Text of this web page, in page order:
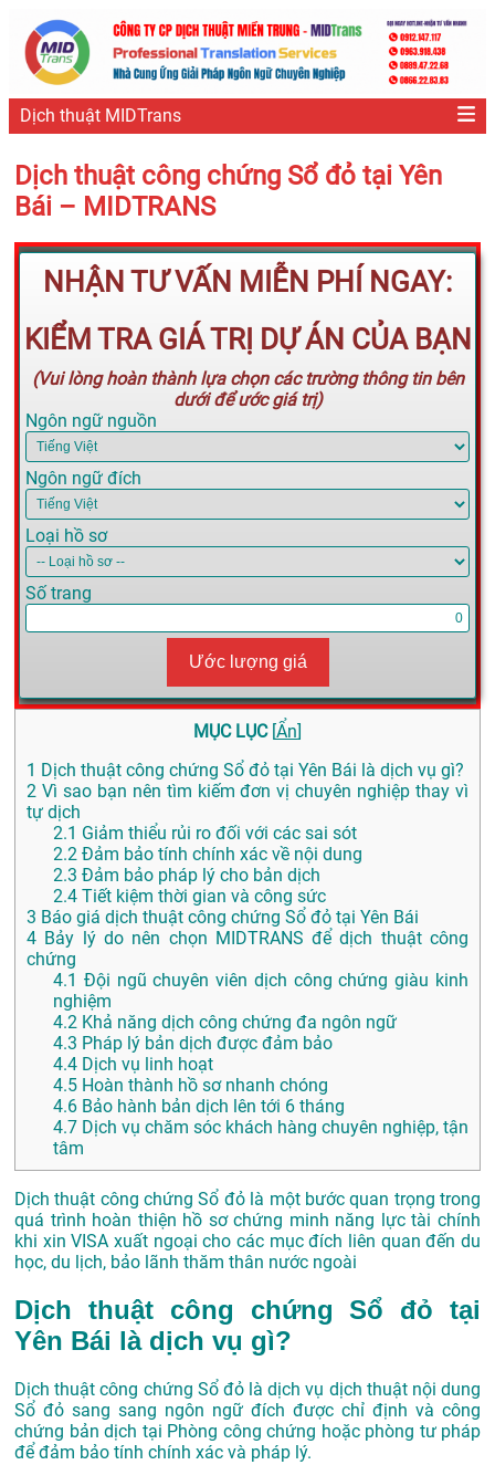
Dịch thuật MIDTrans
Dịch thuật công chứng Sổ đỏ tại Yên
Bái – MIDTRANS
NHẬN TƯ VẤN MIỄN PHÍ NGAY:
KIỂM TRA GIÁ TRỊ DỰ ÁN CỦA BẠN
(Vui lòng hoàn thành lựa chọn các trường thông tin bên
dưới để ước giá trị)
Ngôn ngữ nguồn
Ngôn ngữ đích
Loại hồ sơ
Số trang
Ước lượng giá
MỤC LỤC [Ẩn]
1 Dịch thuật công chứng Sổ đỏ tại Yên Bái là dịch vụ gì?
2 Vì sao bạn nên tìm kiếm đơn vị chuyên nghiệp thay vì
tự dịch
2.1 Giảm thiểu rủi ro đối với các sai sót
2.2 Đảm bảo tính chính xác về nội dung
2.3 Đảm bảo pháp lý cho bản dịch
2.4 Tiết kiệm thời gian và công sức
3 Báo giá dịch thuật công chứng Sổ đỏ tại Yên Bái
4 Bảy lý do nên chọn MIDTRANS để dịch thuật công
chứng
4.1 Đội ngũ chuyên viên dịch công chứng giàu kinh
nghiệm
4.2 Khả năng dịch công chứng đa ngôn ngữ
4.3 Pháp lý bản dịch được đảm bảo
4.4 Dịch vụ linh hoạt
4.5 Hoàn thành hồ sơ nhanh chóng
4.6 Bảo hành bản dịch lên tới 6 tháng
4.7 Dịch vụ chăm sóc khách hàng chuyên nghiệp, tận
tâm
Dịch thuật công chứng Sổ đỏ là một bước quan trọng trong
quá trình hoàn thiện hồ sơ chứng minh năng lực tài chính
khi xin VISA xuất ngoại cho các mục đích liên quan đến du
học, du lịch, bảo lãnh thăm thân nước ngoài
Dịch thuật công chứng Sổ đỏ tại
Yên Bái là dịch vụ gì?
Dịch thuật công chứng Sổ đỏ là dịch vụ dịch thuật nội dung
Sổ đỏ sang sang ngôn ngữ đích được chỉ định và công
chứng bản dịch tại Phòng công chứng hoặc phòng tư pháp
để đảm bảo tính chính xác và pháp lý.